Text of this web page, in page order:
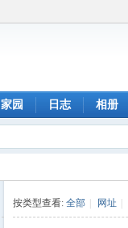
家园 日志 相册
按类型查看: 全部 网址